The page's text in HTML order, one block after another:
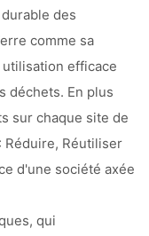
des
comme sa
utilisation efficace
déchets. En plus
sur chaque site de
Réduire, Réutiliser
d'une société axée
qui